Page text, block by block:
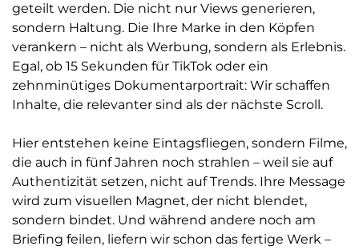
geteilt werden. Die nicht nur Views generieren,
sondern Haltung. Die Ihre Marke in den Köpfen
verankern – nicht als Werbung, sondern als Erlebnis.
Egal, ob 15 Sekunden für TikTok oder ein
zehnminütiges Dokumentarportrait: Wir schaffen
Inhalte, die relevanter sind als der nächste Scroll.
Hier entstehen keine Eintagsfliegen, sondern Filme,
die auch in fünf Jahren noch strahlen – weil sie auf
Authentizität setzen, nicht auf Trends. Ihre Message
wird zum visuellen Magnet, der nicht blendet,
sondern bindet. Und während andere noch am
Briefing feilen, liefern wir schon das fertige Werk –